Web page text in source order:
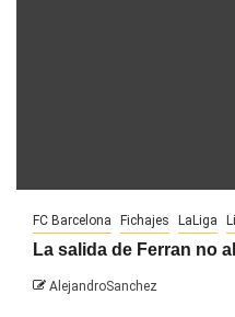
FC Barcelona Fichajes LaLiga
La salida de Ferran no
AlejandroSanchez